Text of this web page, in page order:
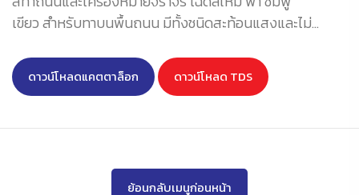
เขียว สำหรับทาบนพื้นถนน มีทั้งชนิดสะท้อนแสงและไม่
เร็ว ให้การยึดเกาะพื้นผิวดีเยี่ยม ไม่ลอกล่อน ฟิล์มทนต่อรอย
ขีดข่วนได้ดีเยี่ยม ทนทานต่อสภาวะอากาศและน้ำ มอบความ
สภาวะ สำหรับตีเส้นจราจรและสัญลักษณ์ต่าง ๆ บนขอบถนน
ดาวน์โหลดแคตตาล็อก ดาวน์โหลด TDS
ย้อนกลับเมนูก่อนหน้า